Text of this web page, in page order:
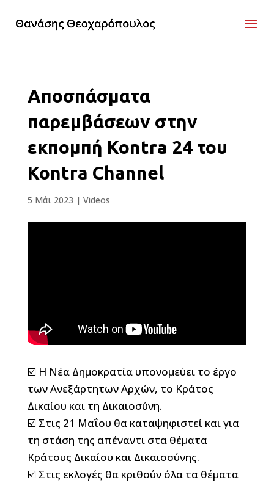
Αποσπάσματα
παρεμβάσεων στην
εκπομπή Kontra 24 του
Kontra Channel
5 Μάι 2023 | Videos
☑️ Η Νέα Δημοκρατία υπονομεύει το έργο
των Ανεξάρτητων Αρχών, το Κράτος
Δικαίου και τη Δικαιοσύνη.
☑️ Στις 21 Μαΐου θα καταψηφιστεί και για
τη στάση της απέναντι στα θέματα
Κράτους Δικαίου και Δικαιοσύνης.
☑️ Στις εκλογές θα κριθούν όλα τα θέματα